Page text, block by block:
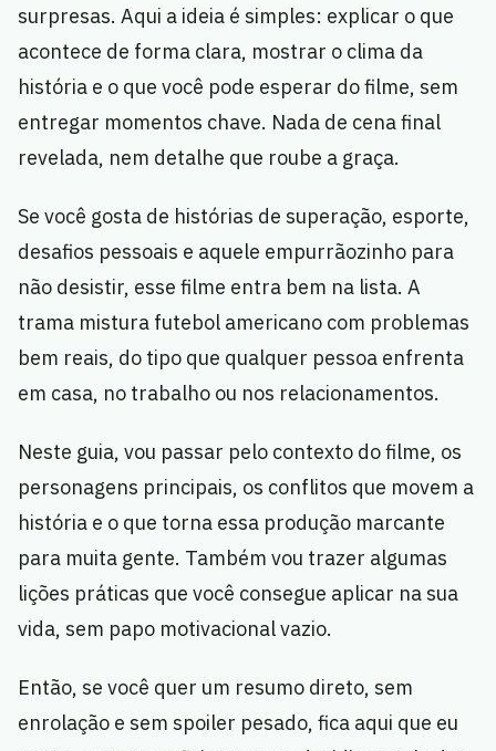
surpresas. Aqui a ideia é simples: explicar o que
acontece de forma clara, mostrar o clima da
história e o que você pode esperar do filme, sem
entregar momentos chave. Nada de cena final
revelada, nem detalhe que roube a graça.
Se você gosta de histórias de superação, esporte,
desafios pessoais e aquele empurrãozinho para
não desistir, esse filme entra bem na lista. A
trama mistura futebol americano com problemas
bem reais, do tipo que qualquer pessoa enfrenta
em casa, no trabalho ou nos relacionamentos.
Neste guia, vou passar pelo contexto do filme, os
personagens principais, os conflitos que movem a
história e o que torna essa produção marcante
para muita gente. Também vou trazer algumas
lições práticas que você consegue aplicar na sua
vida, sem papo motivacional vazio.
Então, se você quer um resumo direto, sem
enrolação e sem spoiler pesado, fica aqui que eu